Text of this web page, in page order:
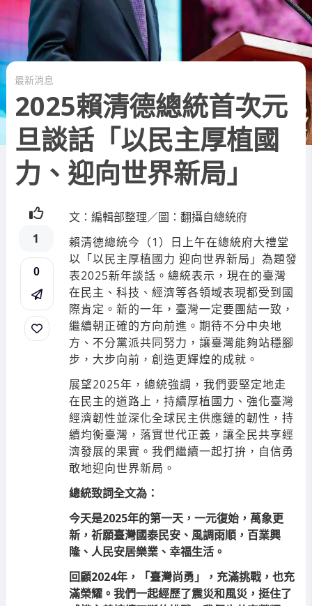
最新消息
2025賴清德總統首次元
旦談話「以民主厚植國
力、迎向世界新局」
1
0
文：編輯部整理／圖：翻攝自總統府
賴清德總統今（1）日上午在總統府大禮堂
以「以民主厚植國力 迎向世界新局」為題發
表2025新年談話。總統表示，現在的臺灣
在民主、科技、經濟等各領域表現都受到國
際肯定。新的一年，臺灣一定要團結一致，
繼續朝正確的方向前進。期待不分中央地
方、不分黨派共同努力，讓臺灣能夠站穩腳
步，大步向前，創造更輝煌的成就。
展望2025年，總統強調，我們要堅定地走
在民主的道路上，持續厚植國力、強化臺灣
經濟韌性並深化全球民主供應鏈的韌性，持
續均衡臺灣，落實世代正義，讓全民共享經
濟發展的果實。我們繼續一起打拚，自信勇
敢地迎向世界新局。
總統致詞全文為：
今天是2025年的第一天，一元復始，萬象更
新，祈願臺灣國泰民安、風調雨順，百業興
隆、人民安居樂業、幸福生活。
回顧2024年，「臺灣尚勇」，充滿挑戰，也充
滿榮耀。我們一起經歷了震災和風災，挺住了